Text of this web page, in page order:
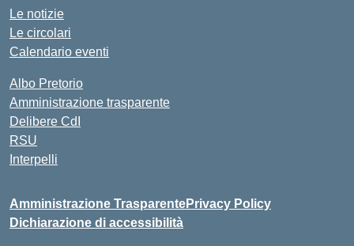
Le notizie
Le circolari
Calendario eventi
Albo Pretorio
Amministrazione trasparente
Delibere CdI
RSU
Interpelli
Amministrazione TrasparentePrivacy Policy
Dichiarazione di accessibilità